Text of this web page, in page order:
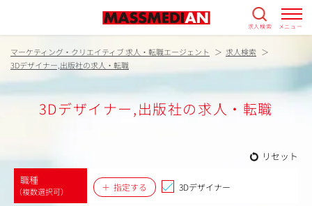
求人検索 メニュー
マーケティング・クリエイティブ 求人・転職エージェント
求人検索
3Dデザイナー,出版社の求人・転職
3Dデザイナー,出版社の求人・転職
リセット
職種
（複数選択可） 指定する 3Dデザイナー